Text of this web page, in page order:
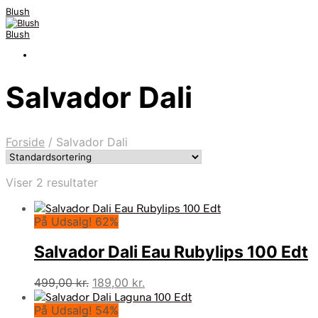
Blush
Blush
Salvador Dali
Forside / Salvador Dali
Viser 2 resultater
På Udsalg! 62%
Salvador Dali Eau Rubylips 100 Edt
499,00kr. Den
oprindelige
pris
189,00 kr.
aktuelle
På Udsalg! 54%